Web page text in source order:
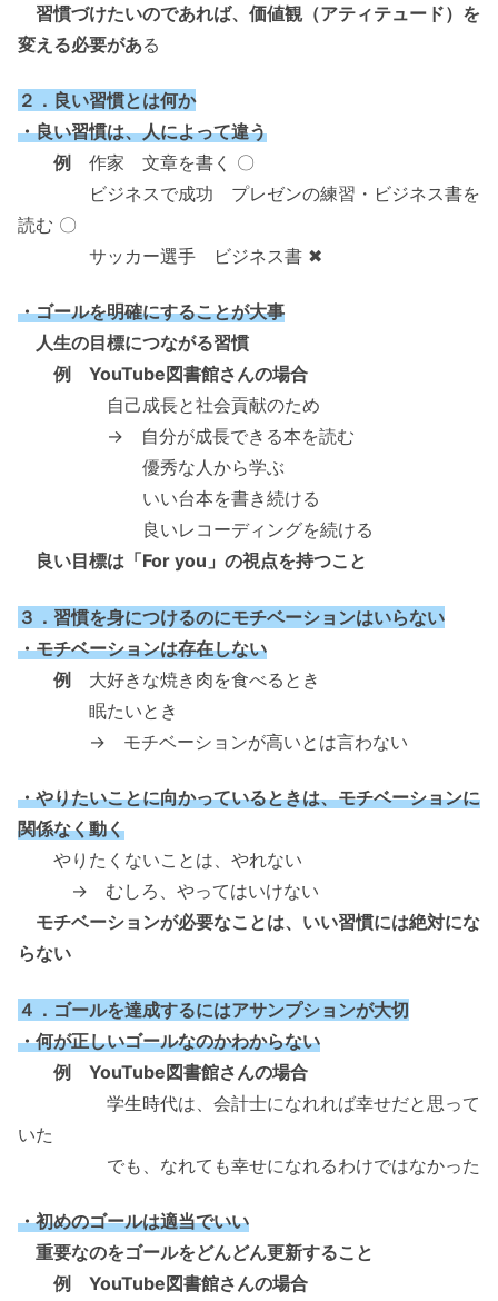
習慣づけたいのであれば、価値観（アティテュード）を
変える必要がある
２．良い習慣とは何か
・良い習慣は、人によって違う
例 作家 文章を書く 〇
ビジネスで成功 プレゼンの練習・ビジネス書を
読む 〇
サッカー選手 ビジネス書 ✖
・ゴールを明確にすることが大事
人生の目標につながる習慣
例 YouTube図書館さんの場合
自己成長と社会貢献のため
→ 自分が成長できる本を読む
優秀な人から学ぶ
いい台本を書き続ける
良いレコーディングを続ける
良い目標は「For you」の視点を持つこと
３．習慣を身につけるのにモチベーションはいらない
・モチベーションは存在しない
例 大好きな焼き肉を食べるとき
眠たいとき
→ モチベーションが高いとは言わない
・やりたいことに向かっているときは、モチベーションに
関係なく動く
やりたくないことは、やれない
→ むしろ、やってはいけない
モチベーションが必要なことは、いい習慣には絶対にな
らない
４．ゴールを達成するにはアサンプションが大切
・何が正しいゴールなのかわからない
例 YouTube図書館さんの場合
学生時代は、会計士になれれば幸せだと思って
いた
でも、なれても幸せになれるわけではなかった
・初めのゴールは適当でいい
重要なのをゴールをどんどん更新すること
例 YouTube図書館さんの場合